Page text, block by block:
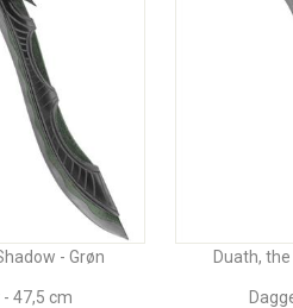
- Grøn
- 47,5 cm
Duath,